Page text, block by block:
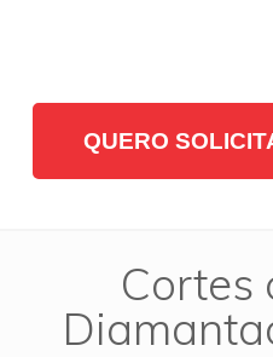
QUERO
Cortes